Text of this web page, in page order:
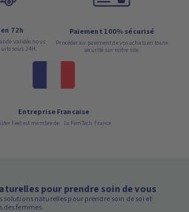
72h
validée nous
sous 24H.
Paiement 100% sécurisé
Procéder au paiement de vos achats en toute
sécurité sur notre site.
Entreprise Francaise
Feel est membre de la FemTech France
pour prendre soin de vous
solutions naturelles pour prendre soin de soi et
des femmes.